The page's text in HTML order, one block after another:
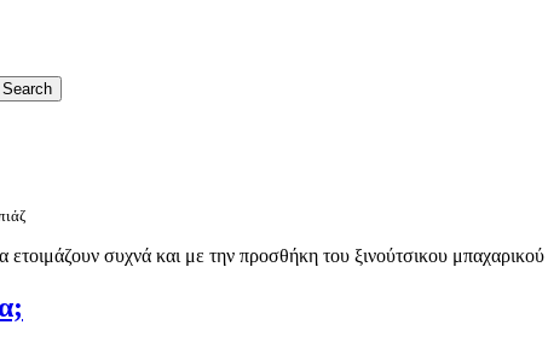
ετοιμάζουν συχνά και με την προσθήκη του ξινούτσικου